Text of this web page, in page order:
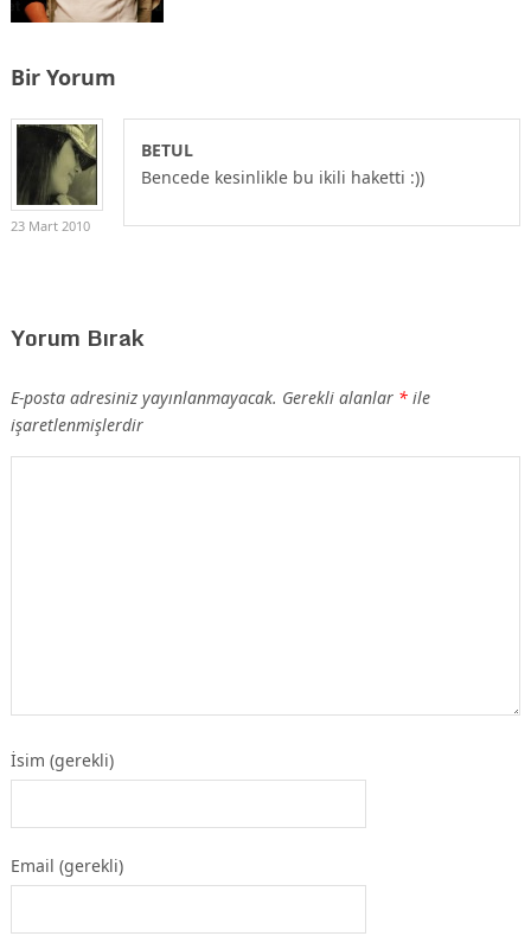
Bir Yorum
23 Mart 2010
BETUL
Bencede kesinlikle bu ikili haketti :))
Yorum Bırak
E-posta adresiniz yayınlanmayacak. Gerekli alanlar *ile
işaretlenmişlerdir
İsim (gerekli)
Email (gerekli)